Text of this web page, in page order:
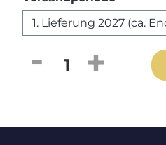
Produkt Anzahl: